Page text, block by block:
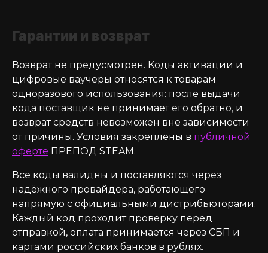
Гарантии и возврат
Возврат не предусмотрен. Коды активации и
цифровые ваучеры относятся к товарам
одноразового использования: после выдачи
кода поставщик не принимает его обратно, и
возврат средств невозможен вне зависимости
от причины. Условия закреплены в публичной
оферте ПРЕПОД STEAM.
Все коды валидны и поставляются через
надёжного провайдера, работающего
напрямую с официальными дистрибьюторами.
Каждый код проходит проверку перед
отправкой, оплата принимается через СБП и
картами российских банков в рублях.